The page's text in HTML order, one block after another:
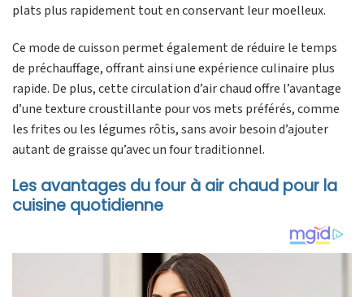
plats plus rapidement tout en conservant leur moelleux.
Ce mode de cuisson permet également de réduire le temps
de préchauffage, offrant ainsi une expérience culinaire plus
rapide. De plus, cette circulation d’air chaud offre l’avantage
d’une texture croustillante pour vos mets préférés, comme
les frites ou les légumes rôtis, sans avoir besoin d’ajouter
autant de graisse qu’avec un four traditionnel.
Les avantages du four à air chaud pour la
cuisine quotidienne